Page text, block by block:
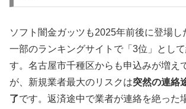
ソフト闇金ガッツも2025年前後に登場し
一部のランキングサイトで「3位」とし
す。名古屋市千種区からも申込みが増え
が、新規業者最大のリスクは突然の連絡
了です。返済途中で業者が連絡を絶った